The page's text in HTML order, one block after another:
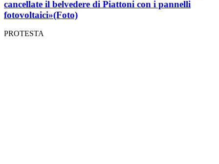
cancellate il belvedere di Piattoni con i pannelli
fotovoltaici»(Foto)
PROTESTA